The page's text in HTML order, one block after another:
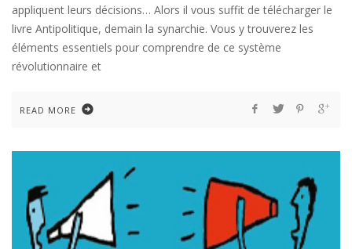
appliquent leurs décisions… Alors il vous suffit de télécharger le
livre Antipolitique, demain la synarchie. Vous y trouverez les
éléments essentiels pour comprendre de ce système
révolutionnaire et
READ MORE